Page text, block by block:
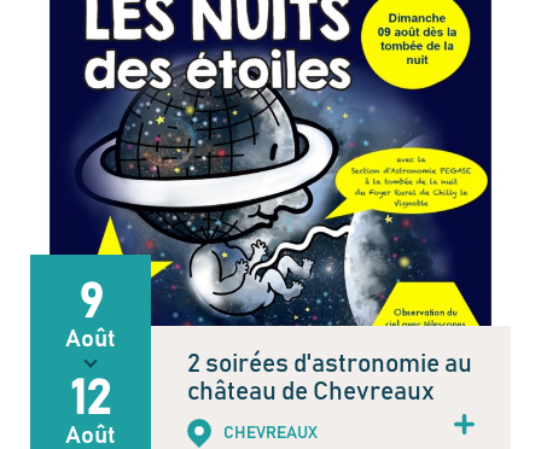
9
Août
12
Août
2 soirées d'astronomie au
château de Chevreaux
CHEVREAUX